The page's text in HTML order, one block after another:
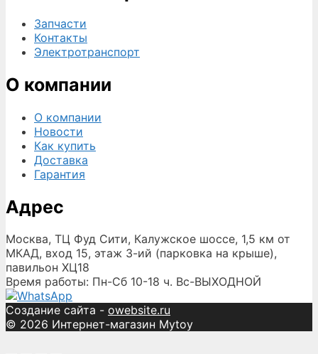
Запчасти
Контакты
Электротранспорт
О компании
О компании
Новости
Как купить
Доставка
Гарантия
Адрес
Москва, ТЦ Фуд Сити, Калужское шоссе, 1,5 км от
МКАД, вход 15, этаж 3-ий (парковка на крыше),
павильон ХЦ18
Время работы: Пн-Сб 10-18 ч. Вс-ВЫХОДНОЙ
Создание сайта - owebsite.ru
© 2026 Интернет-магазин Mytoy